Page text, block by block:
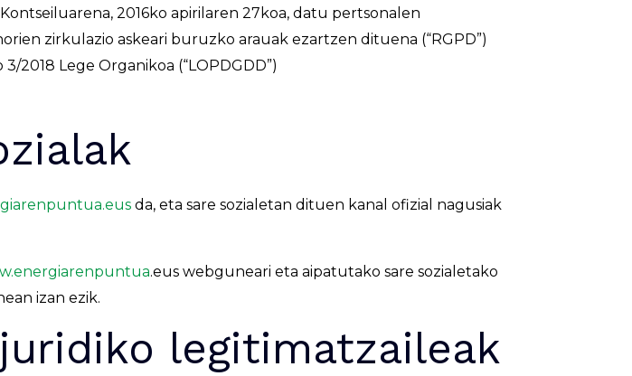
2016ko apirilaren 27koa, datu pertsonalen
zirkulazio askeari buruzko arauak ezartzen dituena (“RGPD”)
Lege Organikoa (“LOPDGDD”)
da, eta sare sozialetan dituen kanal ofizial nagusiak
energiarenpuntua.eus webguneari eta aipatutako sare sozialetako
izan ezik.
legitimatzaileak